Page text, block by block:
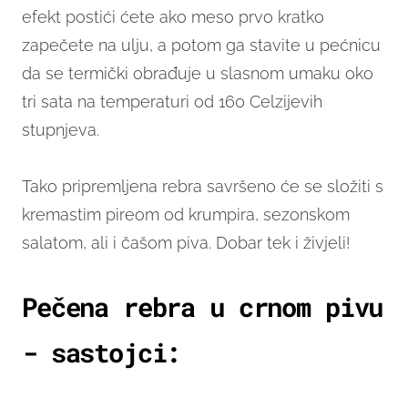
efekt postići ćete ako meso prvo kratko
zapečete na ulju, a potom ga stavite u pećnicu
da se termički obrađuje u slasnom umaku oko
tri sata na temperaturi od 160 Celzijevih
stupnjeva.
Tako pripremljena rebra savršeno će se složiti s
kremastim pireom od krumpira, sezonskom
salatom, ali i čašom piva. Dobar tek i živjeli!
Pečena rebra u crnom pivu
- sastojci: